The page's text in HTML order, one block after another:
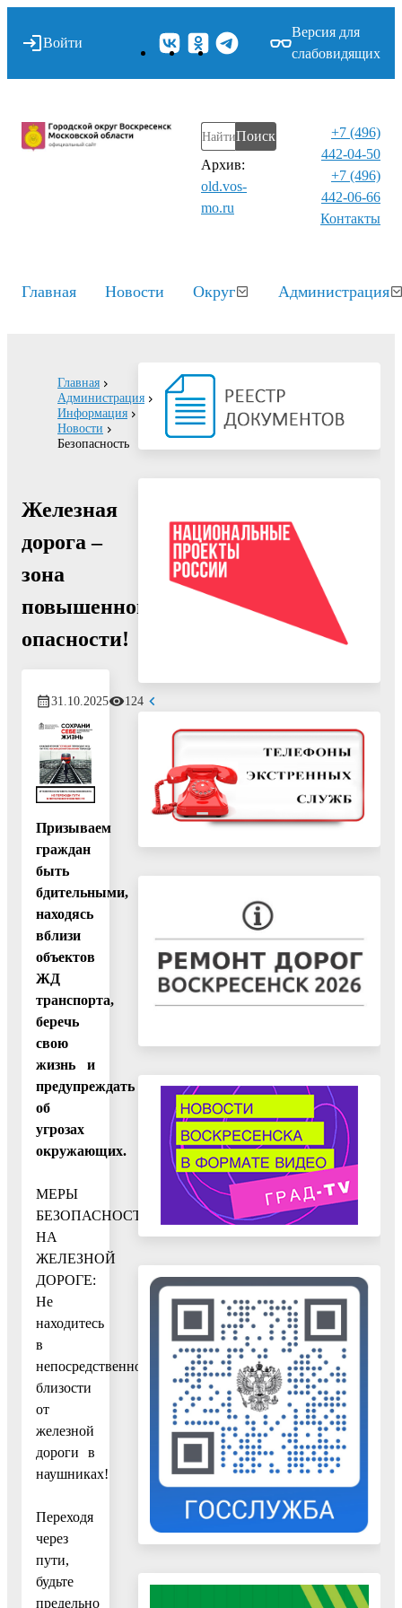
Войти
Версия для
слабовидящих
Поиск
Архив:
old.vos-
mo.ru
+7 (496)
442-04-50
+7 (496)
442-06-66
Контакты⁠
Главная Новости Округ Администрация
Главная
Администрация
Информация
Новости
Безопасность
Железная
дорога –
зона
повышенной
опасности!
31.10.2025 124
Призываем
граждан
быть
бдительными,
находясь
вблизи
объектов
ЖД
транспорта,
беречь
свою
жизнь и
предупреждать
об
угрозах
окружающих.
МЕРЫ
БЕЗОПАСНОСТИ
НА
ЖЕЛЕЗНОЙ
ДОРОГЕ:
Не
находитесь
в
непосредственной
близости
от
железной
дороги в
наушниках!
Переходя
через
пути,
будьте
предельно